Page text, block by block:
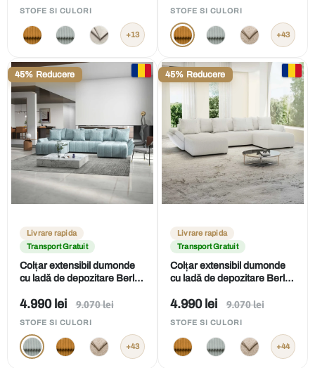
de
vânzare
STOFE SI CULORI
+13
de
vânzare
STOFE SI CULORI
+43
45% Reducere
Livrare rapida
Transport Gratuit
Colțar extensibil dumonde
cu ladă de depozitare Berlin
cm
Preț
de
vânzare
4.990 lei
Preț
9.070 lei
STOFE SI CULORI
+43
45% Reducere
Livrare rapida
Transport Gratuit
Colțar extensibil dumonde
cu ladă de depozitare Berlin
Preț
de
vânzare
4.990 lei
Preț
9.070 lei
STOFE SI CULORI
+44